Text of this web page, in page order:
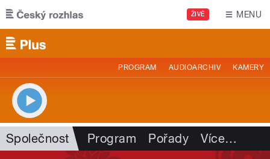
Přejít k hlavnímu obsahu
ŽIVĚ MENU
PROGRAM AUDIOARCHIV KAMERY
Společnost Program Pořady Více…